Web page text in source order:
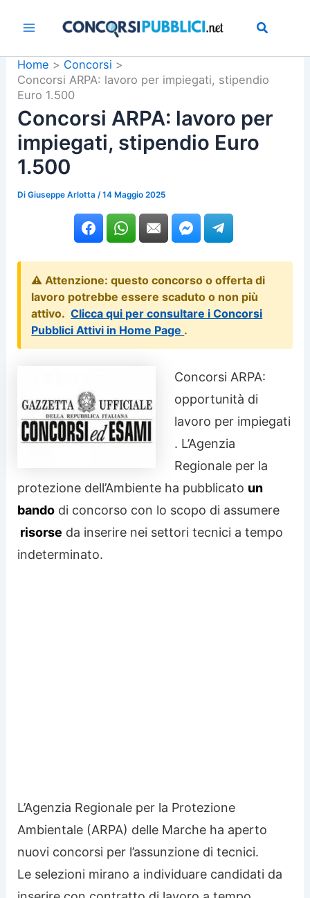
Home
Concorsi
Concorsi ARPA: lavoro per impiegati, stipendio
Euro 1.500
Concorsi ARPA: lavoro per
impiegati, stipendio Euro
1.500
DiGiuseppe Arlotta /14 Maggio 2025
⚠️ Attenzione: questo concorso o offerta di
lavoro potrebbe essere scaduto o non più
attivo. Clicca qui per consultare i Concorsi
Pubblici Attivi in Home Page .
Concorsi ARPA:
opportunità di
lavoro per impiegati
. L’Agenzia
Regionale per la
protezione dell’Ambiente ha pubblicato un
bando di concorso con lo scopo di assumere
risorse da inserire nei settori tecnici a tempo
indeterminato.
L’Agenzia Regionale per la Protezione
Ambientale (ARPA) delle Marche ha aperto
nuovi concorsi per l’assunzione di tecnici.
Le selezioni mirano a individuare candidati da